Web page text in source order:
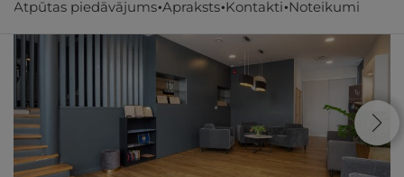
Atpūtas piedāvājums Apraksts Kontakti Noteikumi